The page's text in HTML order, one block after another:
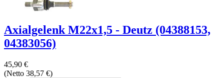
Axialgelenk M22x1,5 - Deutz (04388153,
04383056)
45,90 €
(Netto 38,57 €)